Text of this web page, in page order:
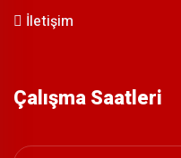
İletişim
Çalışma Saatleri